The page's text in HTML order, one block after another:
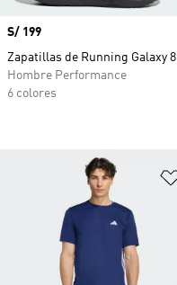
Precio
S/ 199
Zapatillas de Running Galaxy 8
Hombre Performance
6 colores